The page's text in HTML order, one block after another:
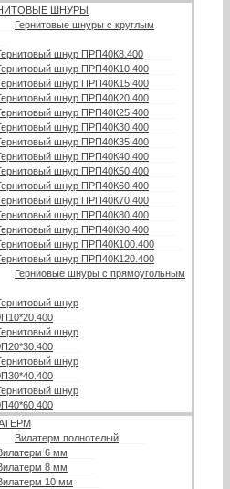
ШНУРЫ
Гернитовые шнуры с круглым
шнур ПРП40К8.400
шнур ПРП40К10.400
шнур ПРП40К15.400
шнур ПРП40К20.400
шнур ПРП40К25.400
шнур ПРП40К30.400
шнур ПРП40К35.400
шнур ПРП40К40.400
шнур ПРП40К50.400
шнур ПРП40К60.400
шнур ПРП40К70.400
шнур ПРП40К80.400
шнур ПРП40К90.400
шнур ПРП40К100.400
шнур ПРП40К120.400
Герниовые шнуры с прямоугольным
шнур
шнур
шнур
шнур
Вилатерм полнотелый
6 мм
8 мм
10 мм